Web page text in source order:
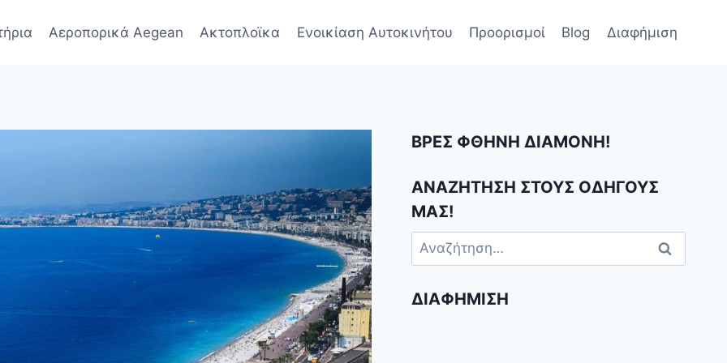
Αεροπορικά Aegean Ακτοπλοϊκα Ενοικίαση Αυτοκινήτου Προορισμοί Blog Διαφήμιση
ΒΡΕΣ ΦΘΗΝΗ ΔΙΑΜΟΝΗ!
ΑΝΑΖΗΤΗΣΗ ΣΤΟΥΣ ΟΔΗΓΟΥΣ
ΜΑΣ!
Αναζήτηση
για:
ΔΙΑΦΉΜΙΣΗ